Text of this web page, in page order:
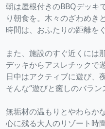
朝は屋根付きのBBQデッキ
り朝食を。木々のざわめき
時間は、おふたりの距離を
また、施設のすぐ近くには
デッキからアスレチックで
日中はアクティブに遊び
そんな“遊びと癒しのバラン
無垢材の温もりとやわらか
心に残る大人のリゾート時